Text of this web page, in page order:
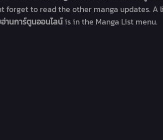
forget to read the other manga updates. A
อ่านการ์ตูนออนไลน์is in the Manga List menu.